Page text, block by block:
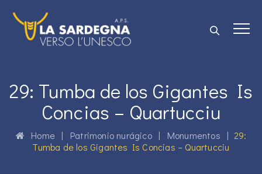
29: Tumba de los Gigantes Is
Concias – Quartucciu
Home| Patrimonio nurágico| Monumentos | 29:
Tumba de los Gigantes Is Concias – Quartucciu